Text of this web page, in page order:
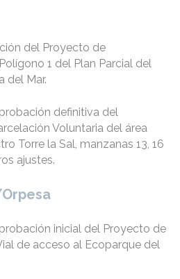
del Proyecto de
1 del Plan Parcial del
del Mar.
definitiva del
Voluntaria del área
Torre la Sal, manzanas 13, 16
ajustes.
inicial del Proyecto de
de acceso al Ecoparque del